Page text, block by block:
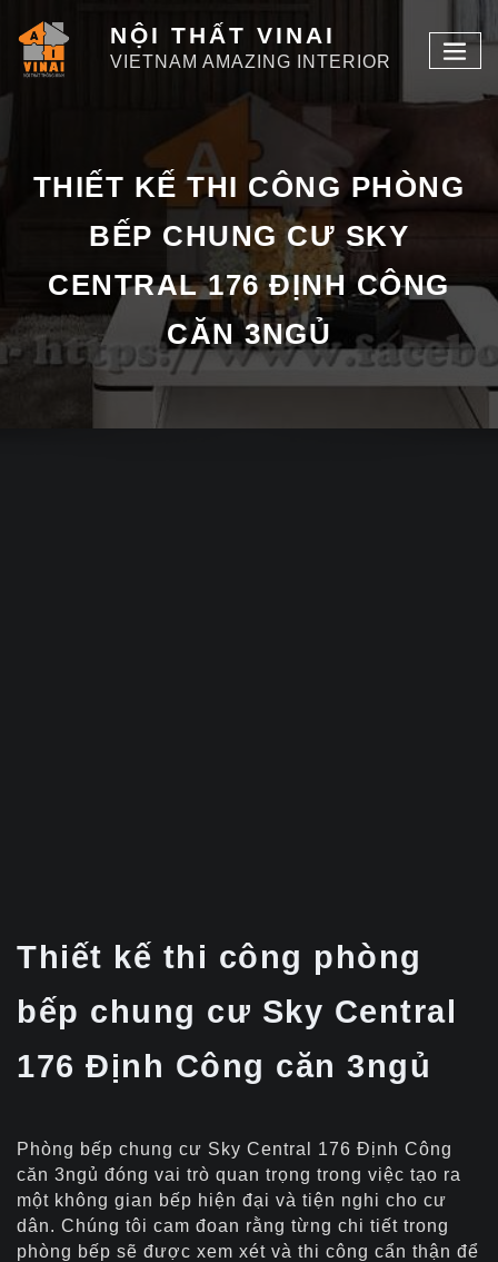
NỘI THẤT VINAI
VIETNAM AMAZING INTERIOR
THIẾT KẾ THI CÔNG PHÒNG
BẾP CHUNG CƯ SKY
CENTRAL 176 ĐỊNH CÔNG
CĂN 3NGỦ
Thiết kế thi công phòng
bếp chung cư Sky Central
176 Định Công căn 3ngủ
Phòng bếp chung cư Sky Central 176 Định Công
căn 3ngủ đóng vai trò quan trọng trong việc tạo ra
một không gian bếp hiện đại và tiện nghi cho cư
dân. Chúng tôi cam đoan rằng từng chi tiết trong
phòng bếp sẽ được xem xét và thi công cẩn thận để